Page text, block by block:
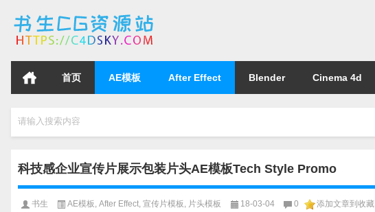
首页 AE模板 After Effect Blender Cinema 4d
请输入搜索内容
科技感企业宣传片展示包装片头AE模板Tech Style Promo
书生 AE模板 , After Effect, 宣传片模板 , 片头模板 18-03-04 0 添加文章到收藏